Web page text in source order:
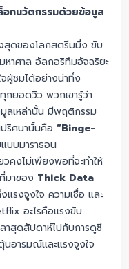
กนวัตกรรมด้วยข้อมูล
ดของโลกสตรีมมิ่ง ขับ
หาศาล อัลกอริทึมอัจฉริยะ
ผู้ชมได้อย่างน่าทึ่ง
กยอดวิว พวกเขารู้ว่า
ลเหล่านั้น มีพฤติกรรม
ริศนานั้นคือ “Binge-
บบมาราธอน
วคงไม่เพียงพอที่จะทำให้
มาของ Thick Data
รงจูงใจ ความเชื่อ และ
อะไรคือแรงขับ
าสุดสัปดาห์ไปกับการดูซี
อารมณ์และแรงจูงใจ